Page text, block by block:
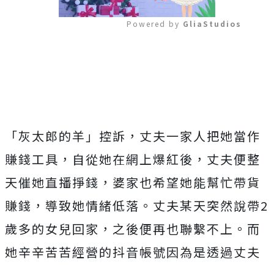
Powered by GliaStudios
「灰太郎的羊」控訴，丈夫一家人把她當作
賺錢工具，自從她在網上爆紅後，丈夫便整
天催她直播掙錢，婆家也希望她能幫忙帶貨
賺錢，導致她情緒低落。丈夫某天突然說帶2
歲多的女兒回家，之後便再也聯繫不上。而
她辛辛苦苦經營的抖音帳號因為是透過丈夫